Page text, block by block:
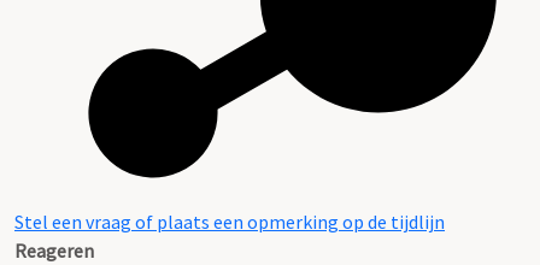
Stel een vraag of plaats een opmerking op de tijdlijn
Reageren